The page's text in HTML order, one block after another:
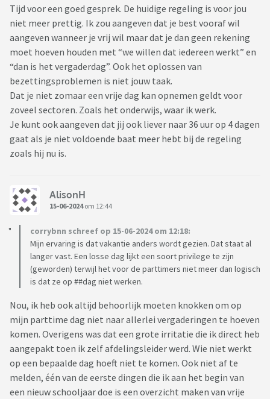
Tijd voor een goed gesprek. De huidige regeling is voor jou
niet meer prettig. Ik zou aangeven dat je best vooraf wil
aangeven wanneer je vrij wil maar dat je dan geen rekening
moet hoeven houden met “we willen dat iedereen werkt” en
“dan is het vergaderdag”. Ook het oplossen van
bezettingsproblemen is niet jouw taak.
Dat je niet zomaar een vrije dag kan opnemen geldt voor
zoveel sectoren. Zoals het onderwijs, waar ik werk.
Je kunt ook aangeven dat jij ook liever naar 36 uur op 4 dagen
gaat als je niet voldoende baat meer hebt bij de regeling
zoals hij nu is.
AlisonH
15-06-2024om 12:44
corrybnn schreef op 15-06-2024 om 12:18:
Mijn ervaring is dat vakantie anders wordt gezien. Dat staat al
langer vast. Een losse dag lijkt een soort privilege te zijn
(geworden) terwijl het voor de parttimers niet meer dan logisch
is dat ze op ##dag niet werken.
Nou, ik heb ook altijd behoorlijk moeten knokken om op
mijn parttime dag niet naar allerlei vergaderingen te hoeven
komen. Overigens was dat een grote irritatie die ik direct heb
aangepakt toen ik zelf afdelingsleider werd. Wie niet werkt
op een bepaalde dag hoeft niet te komen. Ook niet af te
melden, één van de eerste dingen die ik aan het begin van
een nieuw schooljaar doe is een overzicht maken van vrije